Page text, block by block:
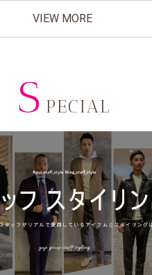
VIEW MORE
S PECIAL